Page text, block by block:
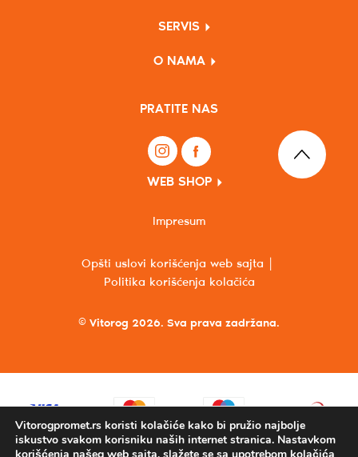
SERVIS
O NAMA
PRATITE NAS
WEB SHOP
© Vitorog 2026. Sva prava zadržana.
Opšti uslovi korišćenja web sajta
Politika korišćenja kolačića
Impresum
Vitorogpromet.rs koristi kolačiće kako bi pružio najbolje
iskustvo svakom korisniku naših internet stranica. Nastavkom